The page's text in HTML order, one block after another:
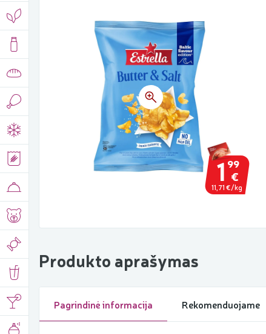
199
€
11,71 €/kg
Produkto aprašymas
Pagrindinė informacija Rekomenduojame